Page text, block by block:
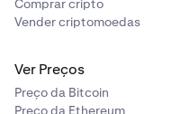
99%
ETH
99%
Comprar cripto
Vender criptomoedas
Ver Preços
Preço da Bitcoin
Preço da Ethereum